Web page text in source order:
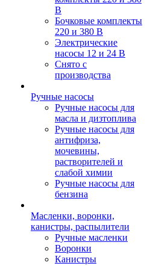
В
Бочковые комплекты
220 и 380 В
Электрические
насосы 12 и 24 В
Снято с
производства
Ручные насосы
Ручные насосы для
масла и дизтоплива
Ручные насосы для
антифриза,
мочевины,
растворителей и
слабой химии
Ручные насосы для
бензина
Масленки, воронки,
канистры, распылители
Ручные масленки
Воронки
Канистры